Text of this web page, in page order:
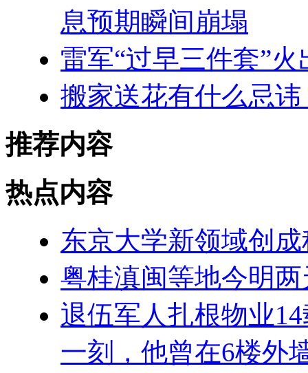
息预期瞬间崩塌
雷军“过早三件套”
搬家送花有什么忌讳
推荐内容
热点内容
东京大学新领域创
粤桂滇闽等地今明
退伍军人扎根物业
一刻，他曾在6楼外